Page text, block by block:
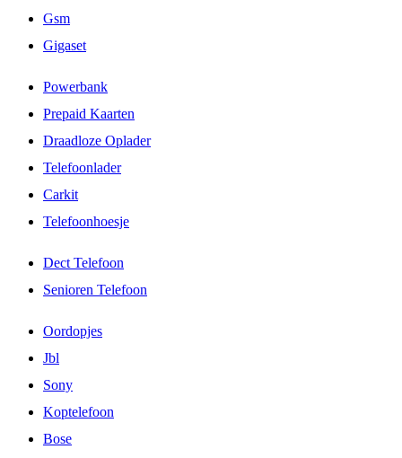
Gsm
Gigaset
Powerbank
Prepaid Kaarten
Draadloze Oplader
Telefoonlader
Carkit
Telefoonhoesje
Dect Telefoon
Senioren Telefoon
Oordopjes
Jbl
Sony
Koptelefoon
Bose